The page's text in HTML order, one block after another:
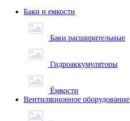
Баки и емкости
Баки расширительные
Гидроаккумуляторы
Ёмкости
Вентиляционное оборудование